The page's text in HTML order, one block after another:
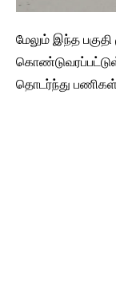
மேலும் இந்த பகுதி
தொடர்ந்து